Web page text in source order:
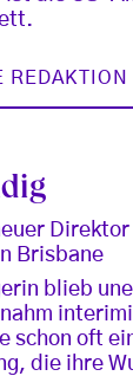
REDAKTION
Brisbane
blieb
schon oft
die ihre